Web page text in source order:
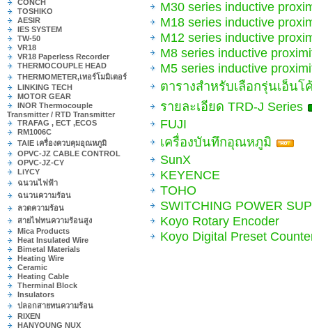
CONCH
TOSHIKO
AESIR
IES SYSTEM
TW-50
VR18
VR18 Paperless Recorder
THERMOCOUPLE HEAD
THERMOMETER,เทอร์โมมิเตอร์
LINKING TECH
MOTOR GEAR
INOR Thermocouple
Transmitter / RTD Transmitter
TRAFAG , ECT ,ECOS
RM1006C
TAIE เครื่องควบคุมอุณหภูมิ
OPVC-JZ CABLE CONTROL
OPVC-JZ-CY
LiYCY
ฉนวนไฟฟ้า
ฉนวนความร้อน
ลวดความร้อน
สายไฟทนความร้อนสูง
Mica Products
Heat Insulated Wire
Bimetal Materials
Heating Wire
Ceramic
Heating Cable
Therminal Block
Insulators
ปลอกสายทนความร้อน
RIXEN
HANYOUNG NUX
M30 series inductive
M18 series inductive
M12 series inductive
M8 series inductive
M5 series inductive
ตารางสำหรับเลือกรุ่นเอ็นโ
รายละเอียด TRD-J Series
FUJI
เครื่องบันทึกอุณหภูมิ
SunX
KEYENCE
TOHO
SWITCHING POWER
Koyo Rotary Encoder
Koyo Digital Preset